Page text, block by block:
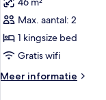
Deluxe
kamer,
1
kingsize
uitzicht
Max. aantal: 2
1 kingsize bed
Gratis wifi
Meer informatie
Meer